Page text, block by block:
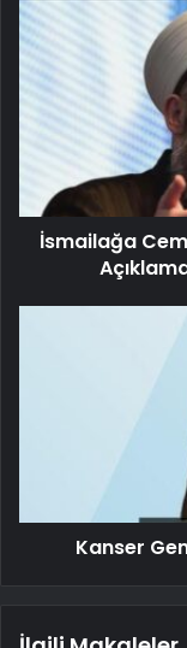
İsmailağa
Kanser